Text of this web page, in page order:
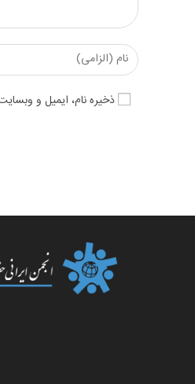
Enter
your
name
or
ذخیره نام، ایمیل و